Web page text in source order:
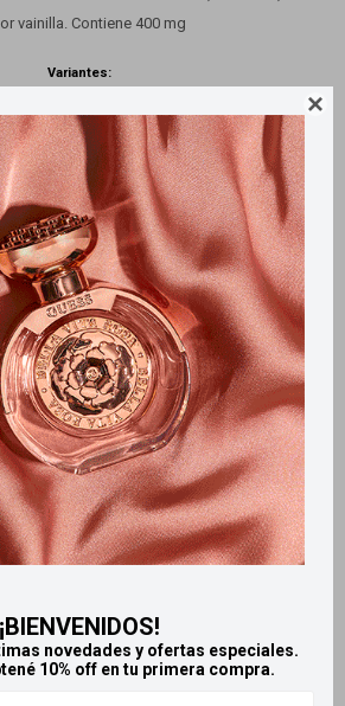

¡BIENVENIDOS!
novedades y ofertas especiales.
10% off en tu primera compra.
vainilla. Contiene 400 mg
Variantes:
Métodos y costos de envío
Retiros gratuitos en tiendas
CARACTERÍSTICAS
Mediano
que te pueden interesar